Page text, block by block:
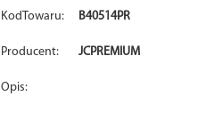
KodTowaru: B40514PR
Producent: JCPREMIUM
Opis: